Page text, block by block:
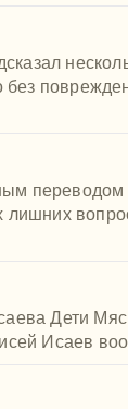
переводом
лишних
Дети
Исаев